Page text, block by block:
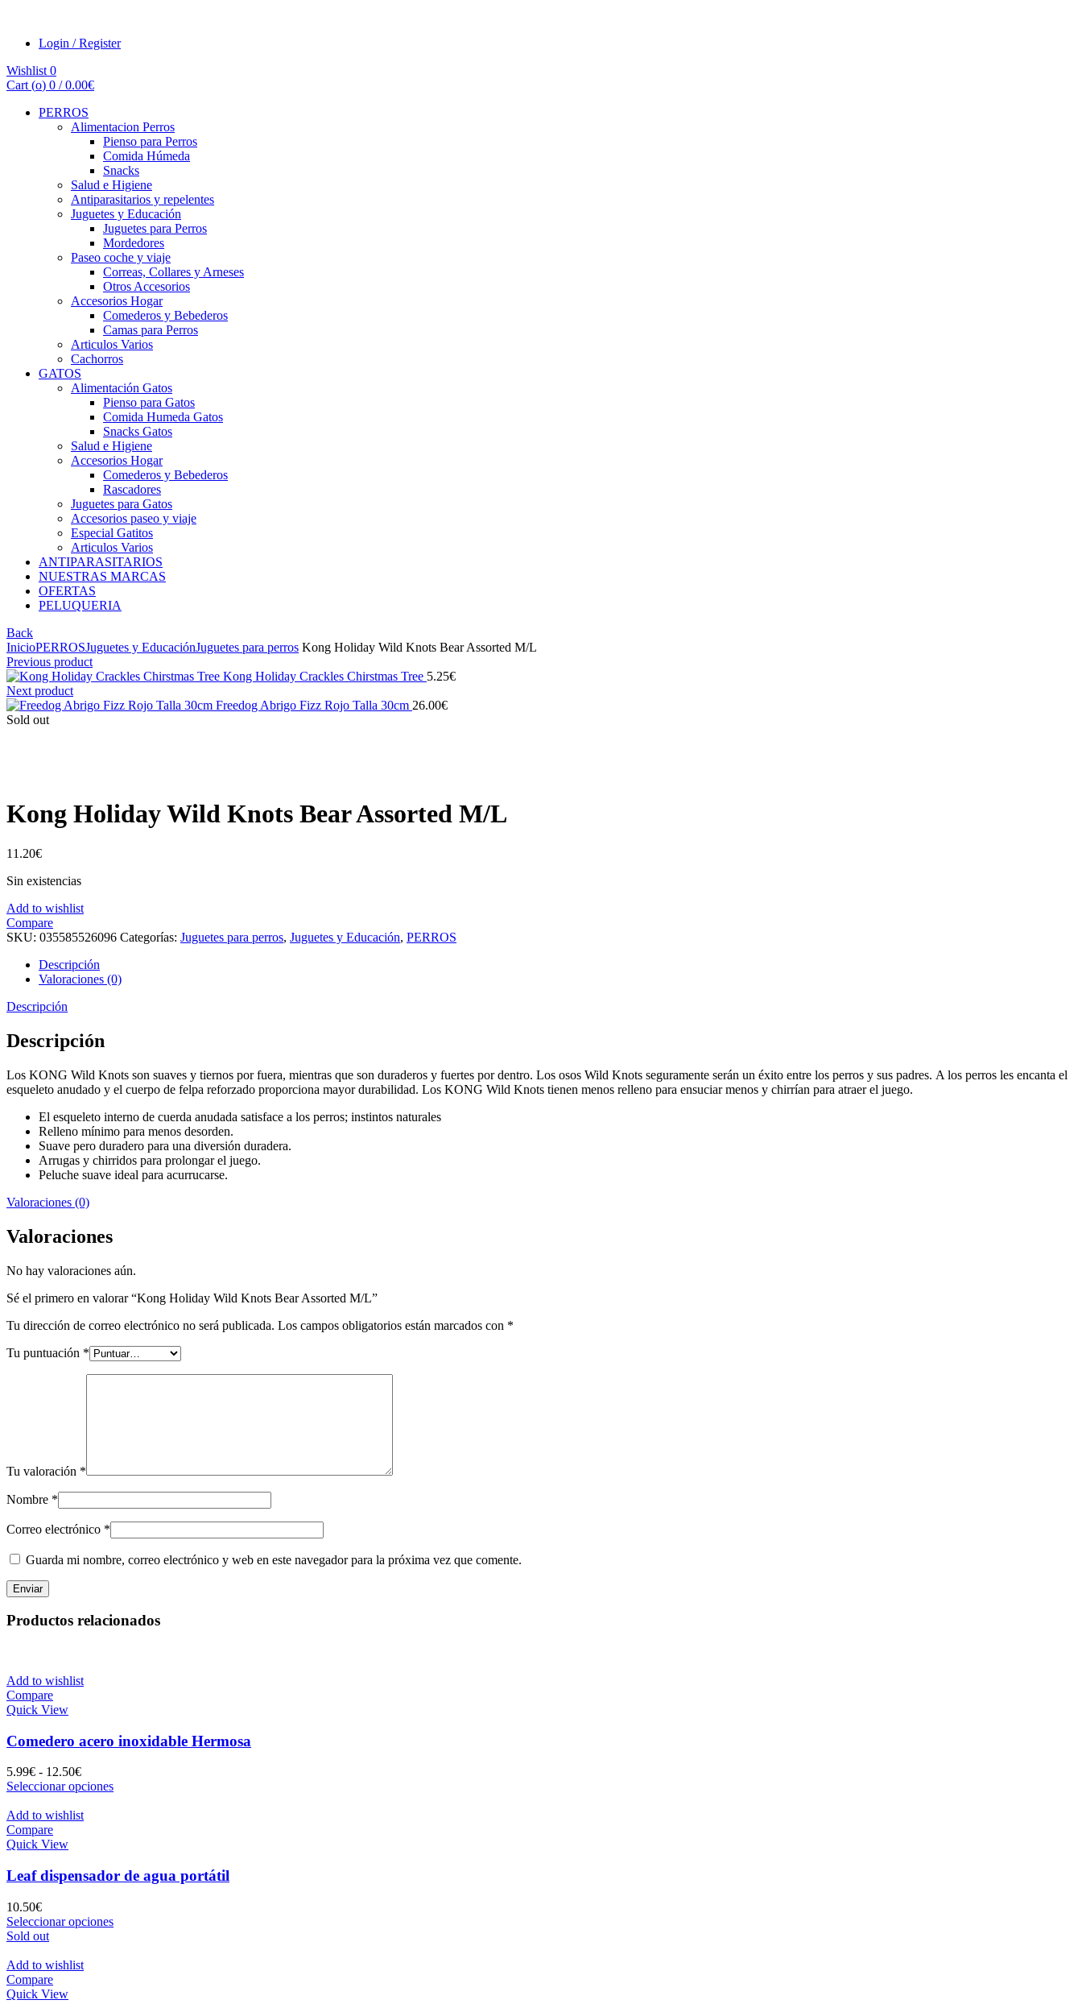
Login / Register
Wishlist 0
Cart (o) 0 / 0.00€
PERROS
Alimentacion Perros
Pienso para Perros
Comida Húmeda
Snacks
Salud e Higiene
Antiparasitarios y repelentes
Juguetes y Educación
Juguetes para Perros
Mordedores
Paseo coche y viaje
Correas, Collares y Arneses
Otros Accesorios
Accesorios Hogar
Comederos y Bebederos
Camas para Perros
Articulos Varios
Cachorros
GATOS
Alimentación Gatos
Pienso para Gatos
Comida Humeda Gatos
Snacks Gatos
Salud e Higiene
Accesorios Hogar
Comederos y Bebederos
Rascadores
Juguetes para Gatos
Accesorios paseo y viaje
Especial Gatitos
Articulos Varios
ANTIPARASITARIOS
NUESTRAS MARCAS
OFERTAS
PELUQUERIA
Back
InicioPERROSJuguetes y EducaciónJuguetes para perros Kong Holiday Wild Knots Bear Assorted M/L
Previous product
Kong Holiday Crackles Chirstmas Tree 5.25€
Next product
Freedog Abrigo Fizz Rojo Talla 30cm 26.00€
Sold out
Kong Holiday Wild Knots Bear Assorted M/L
11.20€
Sin existencias
Add to wishlist
Compare
SKU: 035585526096 Categorías: Juguetes para perros, Juguetes y Educación, PERROS
Descripción
Valoraciones (0)
Descripción
Descripción
Los KONG Wild Knots son suaves y tiernos por fuera, mientras que son duraderos y fuertes por dentro. Los osos Wild Knots seguramente serán un éxito entre los perros y sus padres. A los perros les encanta el
esqueleto anudado y el cuerpo de felpa reforzado proporciona mayor durabilidad. Los KONG Wild Knots tienen menos relleno para ensuciar menos y chirrían para atraer el juego.
El esqueleto interno de cuerda anudada satisface a los perros; instintos naturales
Relleno mínimo para menos desorden.
Suave pero duradero para una diversión duradera.
Arrugas y chirridos para prolongar el juego.
Peluche suave ideal para acurrucarse.
Valoraciones (0)
Valoraciones
No hay valoraciones aún.
Sé el primero en valorar “Kong Holiday Wild Knots Bear Assorted M/L”
Tu dirección de correo electrónico no será publicada. Los campos obligatorios están marcados con *
Tu puntuación *
Tu valoración *
Nombre *
Correo electrónico *
Guarda mi nombre, correo electrónico y web en este navegador para la próxima vez que comente.
Productos relacionados
Add to wishlist
Compare
Quick View
Comedero acero inoxidable Hermosa
5.99€ - 12.50€Rango
de
desde
Seleccionar opcionesEste
opciones
se
en
Add to wishlist
Compare
Quick View
Leaf dispensador de agua portátil
10.50€
Seleccionar opcionesEste
Sold out
Add to wishlist
Compare
Quick View